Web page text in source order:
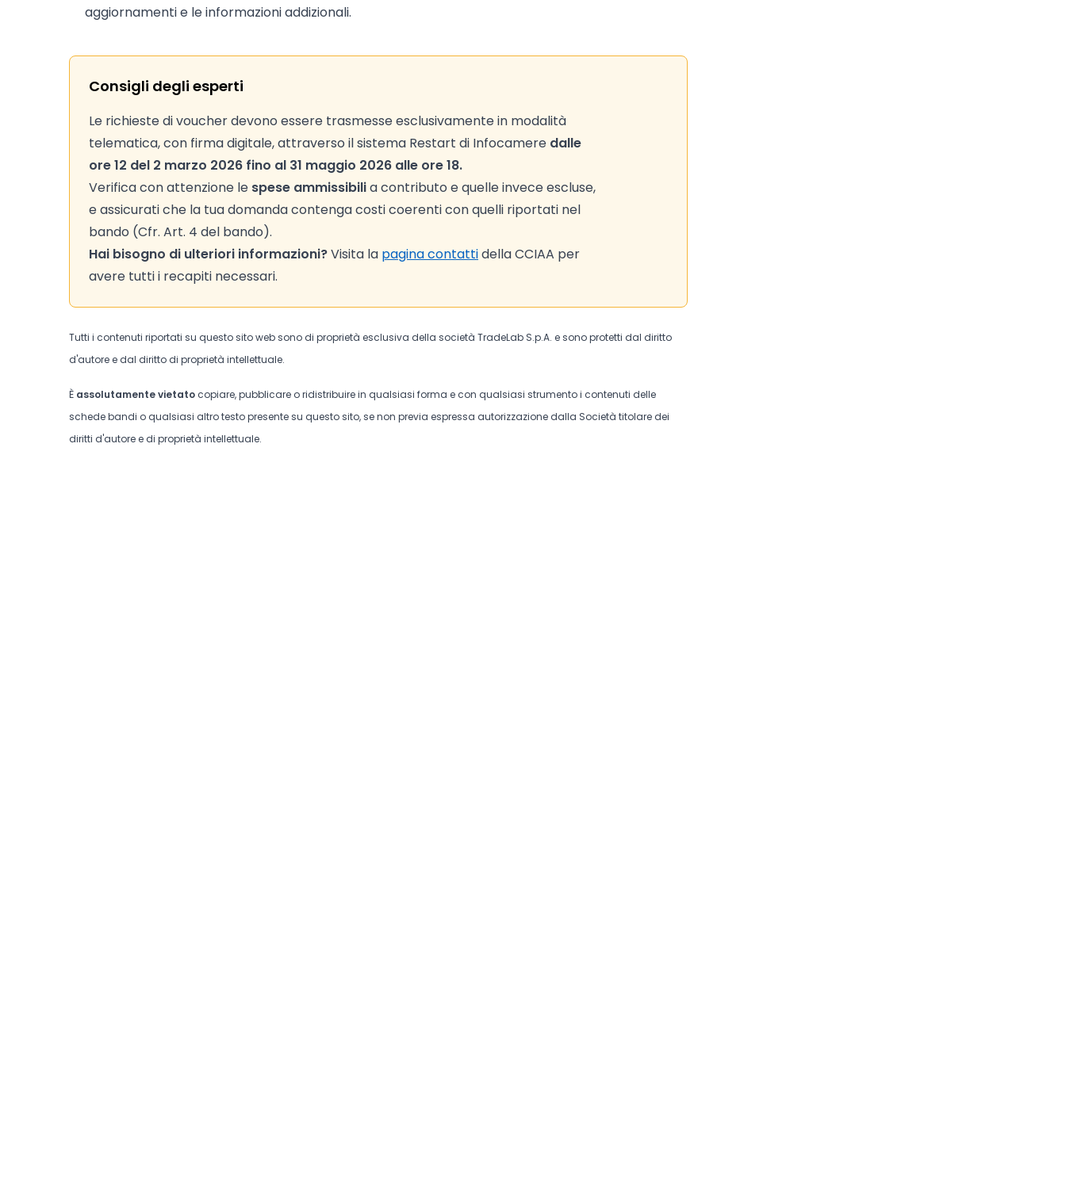
aggiornamenti e le informazioni addizionali.
Consigli degli esperti
Le richieste di voucher devono essere trasmesse esclusivamente in modalità
telematica, con firma digitale, attraverso il sistema Restart di Infocamere dalle
ore 12 del 2 marzo 2026 fino al 31 maggio 2026 alle ore 18.
Verifica con attenzione le spese ammissibilia contributo e quelle invece escluse,
e assicurati che la tua domanda contenga costi coerenti con quelli riportati nel
bando (Cfr. Art. 4 del bando).
Hai bisogno di ulteriori informazioni?Visita la pagina contattidella CCIAA per
avere tutti i recapiti necessari.
Tutti i contenuti riportati su questo sito web sono di proprietà esclusiva della società TradeLab S.p.A. e sono protetti dal diritto
d'autore e dal diritto di proprietà intellettuale.
È assolutamente vietato copiare, pubblicare o ridistribuire in qualsiasi forma e con qualsiasi strumento i contenuti delle
schede bandi o qualsiasi altro testo presente su questo sito, se non previa espressa autorizzazione dalla Società titolare dei
diritti d'autore e di proprietà intellettuale.